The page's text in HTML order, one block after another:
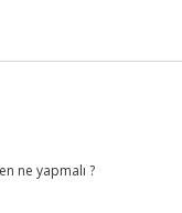
ne yapmalı ?